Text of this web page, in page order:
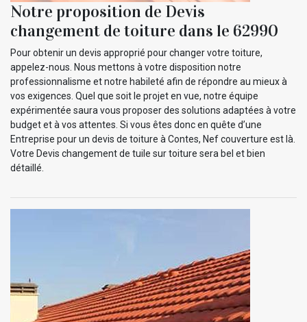
Notre proposition de Devis
changement de toiture dans le 62990
Pour obtenir un devis approprié pour changer votre toiture,
appelez-nous. Nous mettons à votre disposition notre
professionnalisme et notre habileté afin de répondre au mieux à
vos exigences. Quel que soit le projet en vue, notre équipe
expérimentée saura vous proposer des solutions adaptées à votre
budget et à vos attentes. Si vous êtes donc en quête d’une
Entreprise pour un devis de toiture à Contes, Nef couverture est là.
Votre Devis changement de tuile sur toiture sera bel et bien
détaillé.